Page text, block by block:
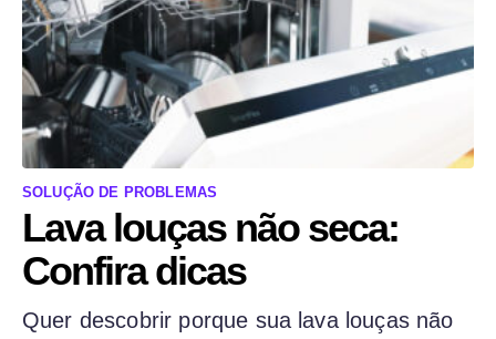
SOLUÇÃO DE PROBLEMAS
Lava louças não seca:
Confira dicas
Quer descobrir porque sua lava louças não